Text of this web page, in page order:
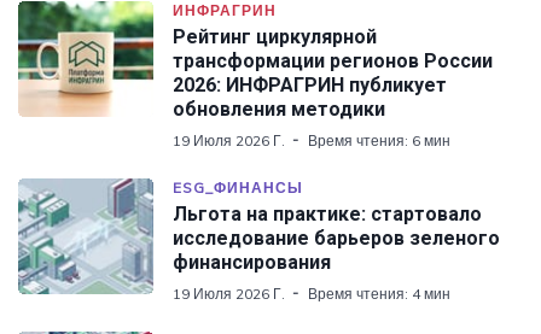
ИНФРАГРИН
Рейтинг циркулярной
трансформации регионов России
2026: ИНФРАГРИН публикует
обновления методики
19 Июля 2026 Г. Время чтения: 6 мин
ESG_ФИНАНСЫ
Льгота на практике: стартовало
исследование барьеров зеленого
финансирования
19 Июля 2026 Г. Время чтения: 4 мин